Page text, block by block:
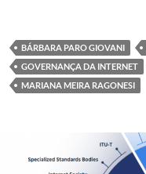
BÁRBARA PARO GIOVANI
GOVERNANÇA DA INTERNET
MARIANA MEIRA RAGONESI